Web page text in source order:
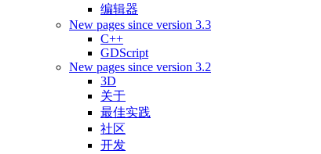
编辑器
New pages since version 3.3
C++
GDScript
New pages since version 3.2
3D
关于
最佳实践
社区
开发